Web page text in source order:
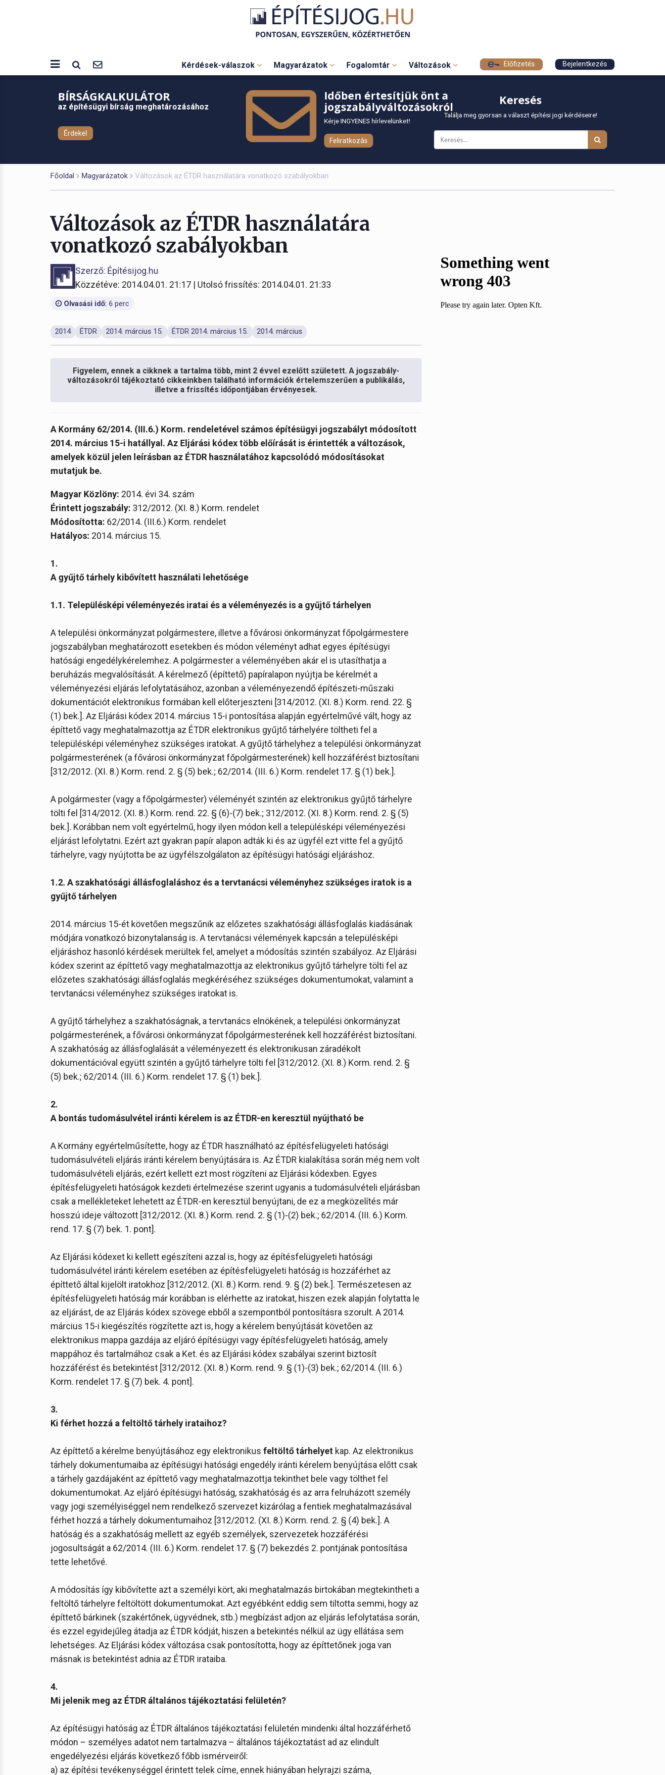
Kérdések-válaszok Magyarázatok Fogalomtár Változások Előfizetés Bejelentkezés
BÍRSÁGKALKULÁTOR
az építésügyi bírság meghatározásához
Érdekel
Időben értesítjük önt a
jogszabályváltozásokról
Kérje INGYENES hírlevelünket!
Feliratkozás
Keresés
Találja meg gyorsan a választ építési jogi kérdéseire!
Főoldal Magyarázatok Változások az ÉTDR használatára vonatkozó szabályokban
Változások az ÉTDR használatára
vonatkozó szabályokban
Szerző: Építésijog.hu
Közzétéve: 2014.04.01. 21:17 | Utolsó frissítés: 2014.04.01. 21:33
Olvasási idő: 6 perc
2014 ÉTDR 2014. március 15. ÉTDR 2014. március 15. 2014. március
Figyelem, ennek a cikknek a tartalma több, mint 2 évvel ezelőtt született. A jogszabály-
változásokról tájékoztató cikkeinkben található információk értelemszerűen a publikálás,
illetve a frissítés időpontjában érvényesek.
A Kormány 62/2014. (III.6.) Korm. rendeletével számos építésügyi jogszabályt módosított
2014. március 15-i hatállyal. Az Eljárási kódex több előírását is érintették a változások,
amelyek közül jelen leírásban az ÉTDR használatához kapcsolódó módosításokat
mutatjuk be.
Magyar Közlöny: 2014. évi 34. szám
Érintett jogszabály: 312/2012. (XI. 8.) Korm. rendelet
Módosította: 62/2014. (III.6.) Korm. rendelet
Hatályos: 2014. március 15.
1.
A gyűjtő tárhely kibővített használati lehetősége
1.1. Településképi véleményezés iratai és a véleményezés is a gyűjtő tárhelyen
A települési önkormányzat polgármestere, illetve a fővárosi önkormányzat főpolgármestere
jogszabályban meghatározott esetekben és módon véleményt adhat egyes építésügyi
hatósági engedélykérelemhez. A polgármester a véleményében akár el is utasíthatja a
beruházás megvalósítását. A kérelmező (építtető) papíralapon nyújtja be kérelmét a
véleményezési eljárás lefolytatásához, azonban a véleményezendő építészeti-műszaki
dokumentációt elektronikus formában kell előterjeszteni [314/2012. (XI. 8.) Korm. rend. 22. §
(1) bek.]. Az Eljárási kódex 2014. március 15-i pontosítása alapján egyértelművé vált, hogy az
építtető vagy meghatalmazottja az ÉTDR elektronikus gyűjtő tárhelyére töltheti fel a
településképi véleményhez szükséges iratokat. A gyűjtő tárhelyhez a települési önkormányzat
polgármesterének (a fővárosi önkormányzat főpolgármesterének) kell hozzáférést biztosítani
[312/2012. (XI. 8.) Korm. rend. 2. § (5) bek.; 62/2014. (III. 6.) Korm. rendelet 17. § (1) bek.].
A polgármester (vagy a főpolgármester) véleményét szintén az elektronikus gyűjtő tárhelyre
tölti fel [314/2012. (XI. 8.) Korm. rend. 22. § (6)-(7) bek.; 312/2012. (XI. 8.) Korm. rend. 2. § (5)
bek.]. Korábban nem volt egyértelmű, hogy ilyen módon kell a településképi véleményezési
eljárást lefolytatni. Ezért azt gyakran papír alapon adták ki és az ügyfél ezt vitte fel a gyűjtő
tárhelyre, vagy nyújtotta be az ügyfélszolgálaton az építésügyi hatósági eljáráshoz.
1.2. A szakhatósági állásfoglaláshoz és a tervtanácsi véleményhez szükséges iratok is a
gyűjtő tárhelyen
2014. március 15-ét követően megszűnik az előzetes szakhatósági állásfoglalás kiadásának
módjára vonatkozó bizonytalanság is. A tervtanácsi vélemények kapcsán a településképi
eljáráshoz hasonló kérdések merültek fel, amelyet a módosítás szintén szabályoz. Az Eljárási
kódex szerint az építtető vagy meghatalmazottja az elektronikus gyűjtő tárhelyre tölti fel az
előzetes szakhatósági állásfoglalás megkéréséhez szükséges dokumentumokat, valamint a
tervtanácsi véleményhez szükséges iratokat is.
A gyűjtő tárhelyhez a szakhatóságnak, a tervtanács elnökének, a települési önkormányzat
polgármesterének, a fővárosi önkormányzat főpolgármesterének kell hozzáférést biztosítani.
A szakhatóság az állásfoglalását a véleményezett és elektronikusan záradékolt
dokumentációval együtt szintén a gyűjtő tárhelyre tölti fel [312/2012. (XI. 8.) Korm. rend. 2. §
(5) bek.; 62/2014. (III. 6.) Korm. rendelet 17. § (1) bek.].
2.
A bontás tudomásulvétel iránti kérelem is az ÉTDR-en keresztül nyújtható be
A Kormány egyértelműsítette, hogy az ÉTDR használható az építésfelügyeleti hatósági
tudomásulvételi eljárás iránti kérelem benyújtására is. Az ÉTDR kialakítása során még nem volt
tudomásulvételi eljárás, ezért kellett ezt most rögzíteni az Eljárási kódexben. Egyes
építésfelügyeleti hatóságok kezdeti értelmezése szerint ugyanis a tudomásulvételi eljárásban
csak a mellékleteket lehetett az ÉTDR-en keresztül benyújtani, de ez a megközelítés már
hosszú ideje változott [312/2012. (XI. 8.) Korm. rend. 2. § (1)-(2) bek.; 62/2014. (III. 6.) Korm.
rend. 17. § (7) bek. 1. pont].
Az Eljárási kódexet ki kellett egészíteni azzal is, hogy az építésfelügyeleti hatósági
tudomásulvétel iránti kérelem esetében az építésfelügyeleti hatóság is hozzáférhet az
építtető által kijelölt iratokhoz [312/2012. (XI. 8.) Korm. rend. 9. § (2) bek.]. Természetesen az
építésfelügyeleti hatóság már korábban is elérhette az iratokat, hiszen ezek alapján folytatta le
az eljárást, de az Eljárás kódex szövege ebből a szempontból pontosításra szorult. A 2014.
március 15-i kiegészítés rögzítette azt is, hogy a kérelem benyújtását követően az
elektronikus mappa gazdája az eljáró építésügyi vagy építésfelügyeleti hatóság, amely
mappához és tartalmához csak a Ket. és az Eljárási kódex szabályai szerint biztosít
hozzáférést és betekintést [312/2012. (XI. 8.) Korm. rend. 9. § (1)-(3) bek.; 62/2014. (III. 6.)
Korm. rendelet 17. § (7) bek. 4. pont].
3.
Ki férhet hozzá a feltöltő tárhely irataihoz?
Az építtető a kérelme benyújtásához egy elektronikus feltöltő tárhelyet kap. Az elektronikus
tárhely dokumentumaiba az építésügyi hatósági engedély iránti kérelem benyújtása előtt csak
a tárhely gazdájaként az építtető vagy meghatalmazottja tekinthet bele vagy tölthet fel
dokumentumokat. Az eljáró építésügyi hatóság, szakhatóság és az arra felruházott személy
vagy jogi személyiséggel nem rendelkező szervezet kizárólag a fentiek meghatalmazásával
férhet hozzá a tárhely dokumentumaihoz [312/2012. (XI. 8.) Korm. rend. 2. § (4) bek.]. A
hatóság és a szakhatóság mellett az egyéb személyek, szervezetek hozzáférési
jogosultságát a 62/2014. (III. 6.) Korm. rendelet 17. § (7) bekezdés 2. pontjának pontosítása
tette lehetővé.
A módosítás így kibővítette azt a személyi kört, aki meghatalmazás birtokában megtekintheti a
feltöltő tárhelyre feltöltött dokumentumokat. Azt egyébként eddig sem tiltotta semmi, hogy az
építtető bárkinek (szakértőnek, ügyvédnek, stb.) megbízást adjon az eljárás lefolytatása során,
és ezzel egyidejűleg átadja az ÉTDR kódját, hiszen a betekintés nélkül az ügy ellátása sem
lehetséges. Az Eljárási kódex változása csak pontosította, hogy az építtetőnek joga van
másnak is betekintést adnia az ÉTDR irataiba.
4.
Mi jelenik meg az ÉTDR általános tájékoztatási felületén?
Az építésügyi hatóság az ÉTDR általános tájékoztatási felületén mindenki által hozzáférhető
módon – személyes adatot nem tartalmazva – általános tájékoztatást ad az elindult
engedélyezési eljárás következő főbb ismérveiről:
a) az építési tevékenységgel érintett telek címe, ennek hiányában helyrajzi száma,